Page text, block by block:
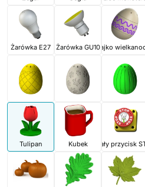
Żarówka E27 Żarówka GU10Jajko
Tulipan Kubek Mały przycisk